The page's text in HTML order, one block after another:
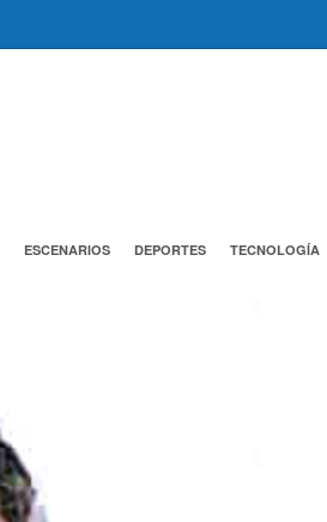
ESCENARIOS DEPORTES TECNOLOGÍA